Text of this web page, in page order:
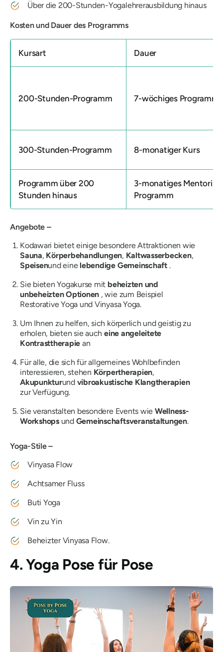
Über die 200-Stunden-Yogalehrerausbildung hinaus
Kosten und Dauer des Programms
Kursart Dauer
200-Stunden-Programm 7-wöchiges Programm
300-Stunden-Programm 8-monatiger Kurs
Programm über 200
Stunden hinaus
3-monatiges
Programm
Angebote –
Kodawari bietet einige besondere Attraktionen wie
Sauna, Körperbehandlungen, Kaltwasserbecken,
Speisenund eine lebendige Gemeinschaft.
Sie bieten Yogakurse mit beheizten und
unbeheizten Optionen , wie zum Beispiel
Restorative Yoga und Vinyasa Yoga.
Um Ihnen zu helfen, sich körperlich und geistig zu
erholen, bieten sie auch eine angeleitete
Kontrasttherapie an
Für alle, die sich für allgemeines Wohlbefinden
interessieren, stehen Körpertherapien,
Akupunkturund vibroakustische Klangtherapien
zur Verfügung.
Sie veranstalten besondere Events wie Wellness-
Workshopsund Gemeinschaftsveranstaltungen.
Yoga-Stile –
Vinyasa Flow
Achtsamer Fluss
Buti Yoga
Vin zu Yin
Beheizter Vinyasa Flow.
4. Yoga Pose für Pose